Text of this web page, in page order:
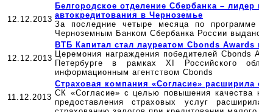
12.12.2013
Белгородское отделение Сбербанка – лидер
автокредитования в Черноземье
За последние четыре месяца по программе
Черноземным Банком Сбербанка России
12.12.2013
ВТБ Капитал стал лауреатом Cbonds
Церемония награждения победителей
Петербурге в рамках XI Российского
информационным агентством Cbonds
11.12.2013
Страховая компания «Согласие»
СК «Согласие» с целью повышения качества
предоставления страховых услуг